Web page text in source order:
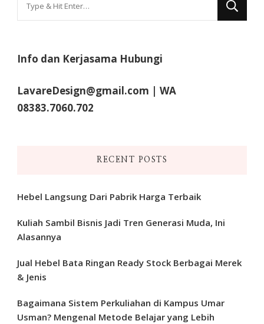
Info dan Kerjasama Hubungi
LavareDesign@gmail.com | WA
08383.7060.702
RECENT POSTS
Hebel Langsung Dari Pabrik Harga Terbaik
Kuliah Sambil Bisnis Jadi Tren Generasi Muda, Ini
Alasannya
Jual Hebel Bata Ringan Ready Stock Berbagai Merek
& Jenis
Bagaimana Sistem Perkuliahan di Kampus Umar
Usman? Mengenal Metode Belajar yang Lebih